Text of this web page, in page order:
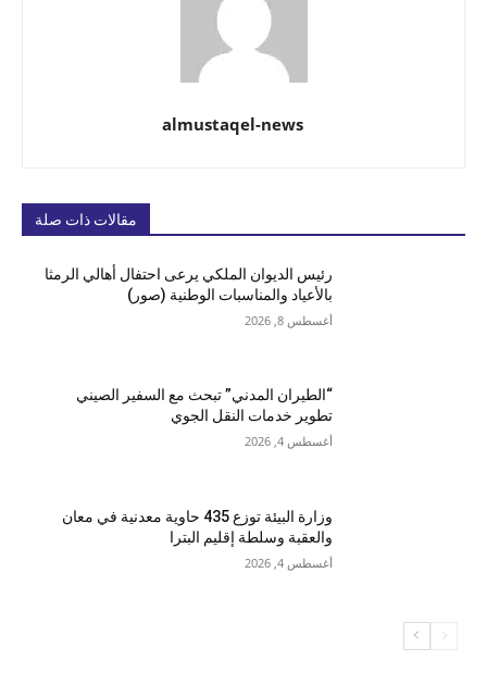
almustaqel-news
مقالات ذات صلة
رئيس الديوان الملكي يرعى احتفال أهالي الرمثا
بالأعياد والمناسبات الوطنية (صور)
أغسطس 8, 2026
“الطيران المدني” تبحث مع السفير الصيني
تطوير خدمات النقل الجوي
أغسطس 4, 2026
وزارة البيئة توزع 435 حاوية معدنية في معان
والعقبة وسلطة إقليم البترا
أغسطس 4, 2026